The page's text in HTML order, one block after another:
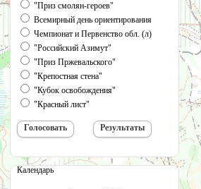
"Приз смолян-героев"
Всемирный день ориентирования
Чемпионат и Первенство обл. (л)
"Российский Азимут"
"Приз Пржевальского"
"Крепостная стена"
"Кубок освобождения"
"Красный лист"
Календарь